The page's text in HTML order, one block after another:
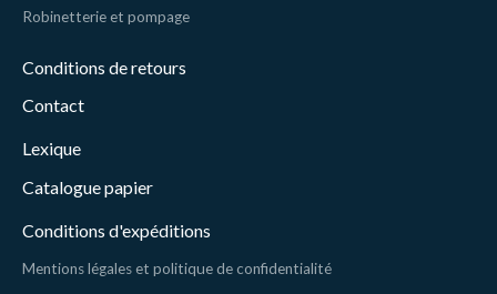
Robinetterie et pompage
Conditions de retours
Contact
Lexique
Catalogue papier
Conditions d'expéditions
Mentions légales et politique de confidentialité